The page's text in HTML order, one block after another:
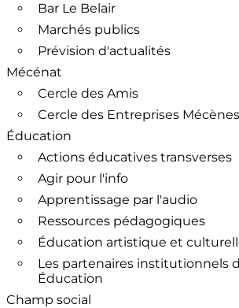
Bar Le Belair
Marchés publics
Prévision d'actualités
Mécénat
Cercle des Amis
Cercle des Entreprises Mécènes
Éducation
Actions éducatives transverses
Agir pour l'info
Apprentissage par l'audio
Ressources pédagogiques
Éducation artistique et
Les partenaires institutionnels
Éducation
Champ social